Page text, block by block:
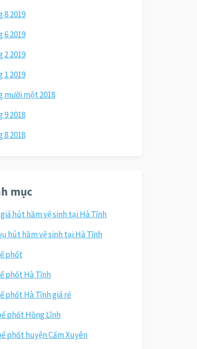
8 2019
6 2019
2 2019
1 2019
mười một 2018
9 2018
8 2018
mục
hút hầm vệ sinh tại Hà Tĩnh
hút hầm vệ sinh tại Hà Tĩnh
phốt
phốt Hà Tĩnh
phốt Hà Tĩnh giá rẻ
phốt Hồng Lĩnh
phốt huyện Cẩm Xuyên